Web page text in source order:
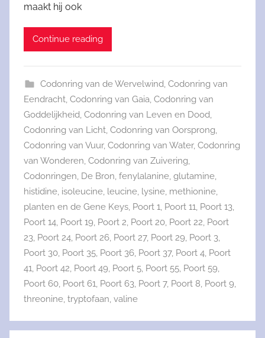
maakt hij ook
Continue reading
Codonring van de Wervelwind Codonring van
Eendracht Codonring van Gaia Codonring van
Goddelijkheid Codonring van Leven en Dood
Codonring van Licht Codonring van Oorsprong
Codonring van Vuur, Codonring van Water, Codonring
van Wonderen Codonring van Zuivering
Codonringen De Bron fenylalanine glutamine
histidine isoleucine leucine lysine methionine
planten en de Gene Keys Poort 1 Poort 11 Poort 13
Poort 14 Poort 19 Poort 2 Poort 20 Poort 22 Poort
23 Poort 24 Poort 26 Poort 27, Poort 29 Poort 3
Poort 30 Poort 35 Poort 36 Poort 37, Poort 4 Poort
41 Poort 42 Poort 49 Poort 5 Poort 55 Poort 59
Poort 60 Poort 61 Poort 63 Poort 7, Poort 8 Poort 9
threonine tryptofaan valine